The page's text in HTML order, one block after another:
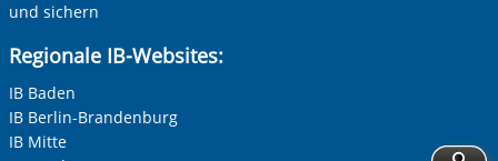
und sichern
Regionale IB-Websites:
IB Baden
IB Berlin-Brandenburg
IB Mitte